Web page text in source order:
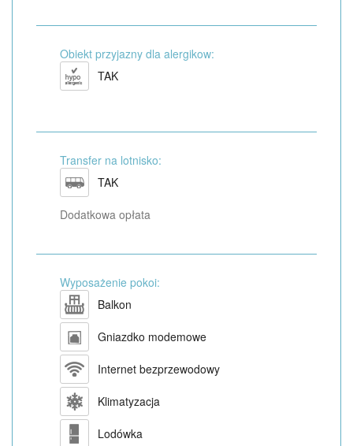
Obiekt przyjazny dla alergikow:
TAK
Transfer na lotnisko:
TAK
Dodatkowa opłata
Wyposażenie pokoi:
Balkon
Gniazdko modemowe
Internet bezprzewodowy
Klimatyzacja
Lodówka